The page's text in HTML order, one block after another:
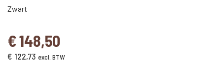
Zwart
€148,50
€ 122,73 excl. BTW